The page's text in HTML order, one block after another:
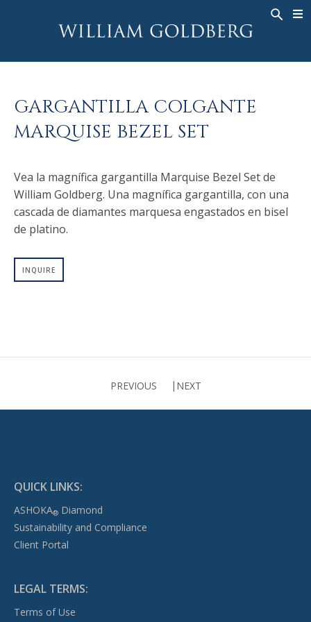
ALTA JOYERÍA
ANILLO PARA HOMBRE
COLLARES
PENDIENTES
PULSERAS
RELOJES
ASHOKA JOYERÍA
ANILLOS
BANDS
COLLARES
COLGANTES
PENDIENTES
TALISMAN
HISTORIA
ASHOKA®
GARGANTILLA COLGANTE
MARQUISE BEZEL SET
Vea la magnífica gargantilla Marquise Bezel Set de
William Goldberg. Una magnífica gargantilla, con una
cascada de diamantes marquesa engastados en bisel
de platino.
INQUIRE
PREVIOUS NEXT
QUICK LINKS:
ASHOKA®Diamond
Sustainability and Compliance
Client Portal
LEGAL TERMS:
Terms of Use